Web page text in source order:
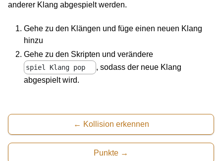
anderer Klang abgespielt werden.
Gehe zu den Klängen und füge einen neuen Klang
hinzu
Gehe zu den Skripten und verändere
spiel Klang pop
, sodass der neue Klang
abgespielt wird.
Kollision erkennen
Punkte